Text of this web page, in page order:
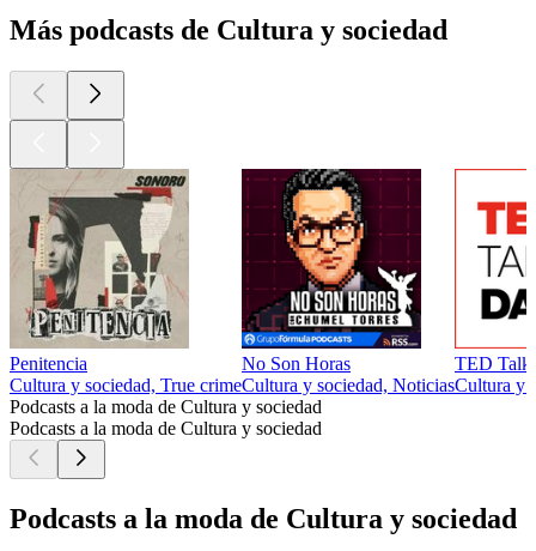
Más podcasts de Cultura y sociedad
Penitencia
Cultura y sociedad, True crime
No Son Horas
Cultura y sociedad, Noticias
TED
Cultura y
Podcasts a la moda de Cultura y sociedad
Podcasts a la moda de Cultura y sociedad
Podcasts a la moda de Cultura y sociedad